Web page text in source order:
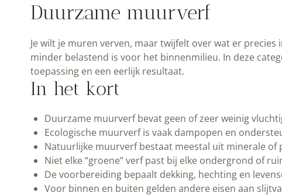
Duurzame muurverf
Je wilt je muren verven, maar twijfelt over wat er
minder belastend is voor het binnenmilieu. In deze
toepassing en een eerlijk resultaat.
In het kort
Duurzame muurverf bevat geen of zeer weinig
Ecologische muurverf is vaak dampopen en
Natuurlijke muurverf bestaat meestal uit minerale
Niet elke “groene” verf past bij elke ondergrond of
De voorbereiding bepaalt dekking, hechting en
Voor binnen en buiten gelden andere eisen aan